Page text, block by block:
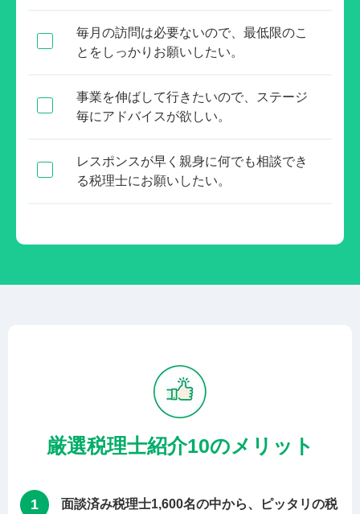
毎月の訪問は必要ないので、最低限のこ
とをしっかりお願いしたい。
事業を伸ばして行きたいので、ステージ
毎にアドバイスが欲しい。
レスポンスが早く親身に何でも相談でき
る税理士にお願いしたい。
厳選税理士紹介10のメリット
1
面談済み税理士1,600名の中から、ピッタリの税